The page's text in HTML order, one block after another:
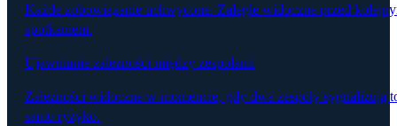
Każde zobowiązanie uchwycone. Zaległe widoczne przed
spotkaniem.
Ujawnianie zależności między zespołami
Zależności widoczne w momencie, gdy dwa zespoły sygnalizują
samo ryzyko.